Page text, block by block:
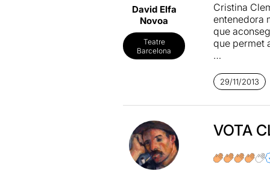
David Elfa
Novoa
Teatre
Barcelona
Cristina
entenedora
que
que permet
visió a dues
el que
partir de la
Així doncs,
aquesta
29/11/2013
VOTA